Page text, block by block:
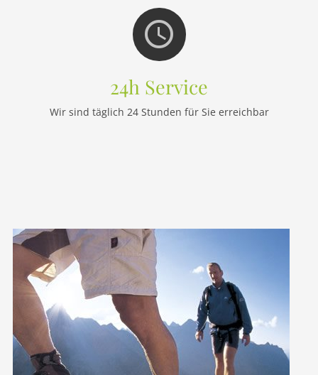
24h Service
Wir sind täglich 24 Stunden für Sie erreichbar